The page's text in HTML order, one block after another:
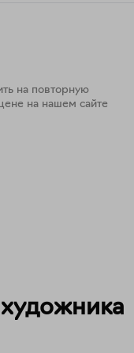
на повторную
на нашем сайте